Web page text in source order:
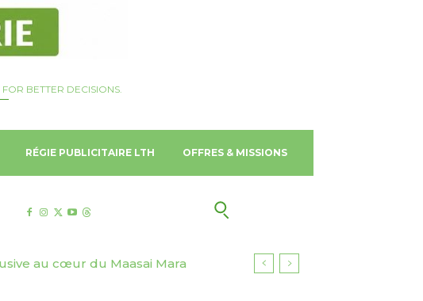
BETTER DECISIONS.
RÉGIE PUBLICITAIRE LTH OFFRES & MISSIONS
Gold Coast